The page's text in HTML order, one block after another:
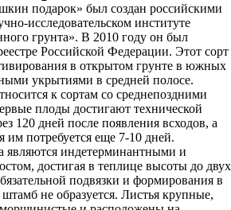
подарок» был создан российскими
исследовательском институте
грунта». В 2010 году он был
Российской Федерации. Этот сорт
в открытом грунте в южных
укрытиями в средней полосе.
к сортам со среднепоздними
плоды достигают технической
120 дней после появления всходов, а
им потребуется еще 7-10 дней.
являются индетерминантными и
достигая в теплице высоты до двух
подвязки и формирования в
штамб не образуется. Листья крупные,